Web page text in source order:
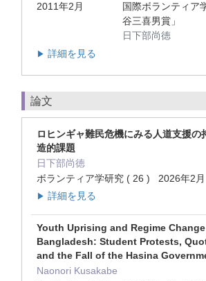
2011年2月
国際ボランティア
谷三喜男賞」
日下部尚徳
▶ 詳細を見る
論文
ロヒンギャ難民危機にみる人道支援の
造的課題
日下部尚徳
ボランティア学研究 ( 26 ) 2026年2月
▶ 詳細を見る
Youth Uprising and Regime
Bangladesh: Student Protests,
and the Fall of the Hasina
Naonori Kusakabe